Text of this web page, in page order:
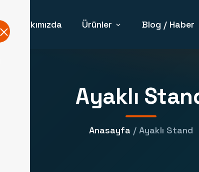
Hakkımızda Ürünler Blog / Haber
Ayaklı
Anasayfa / Ayaklı Stand